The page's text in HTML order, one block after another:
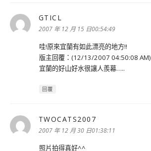
GTICL
示:
2007 年 12 月 15 日00:54:49
哇!原來宜蘭有如此漂亮的地方!!
版主回覆：(12/13/2007 04:50:08 AM)
宜蘭的好山好水很讓人羨幕…..
回覆
TWOCATS2007
示:
2007 年 12 月 30 日01:38:11
照片拍得真好^^